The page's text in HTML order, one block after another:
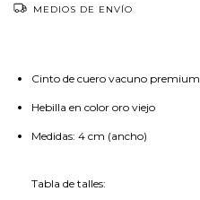
MEDIOS DE ENVÍO
Cinto de cuero vacuno premium
Hebilla en color oro viejo
Medidas: 4 cm (ancho)
Tabla de talles: